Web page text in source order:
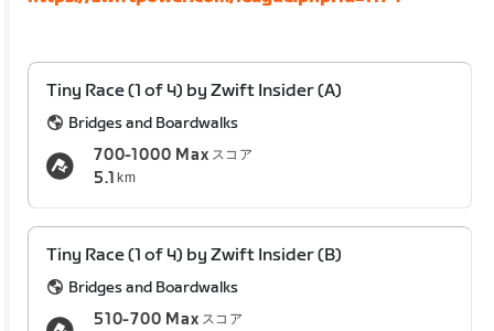
Tiny Race (1 of 4) by Zwift Insider (A)
Bridges and Boardwalks
700-1000 Max スコア
5.1 km
Tiny Race (1 of 4) by Zwift Insider (B)
Bridges and Boardwalks
510-700 Max スコア